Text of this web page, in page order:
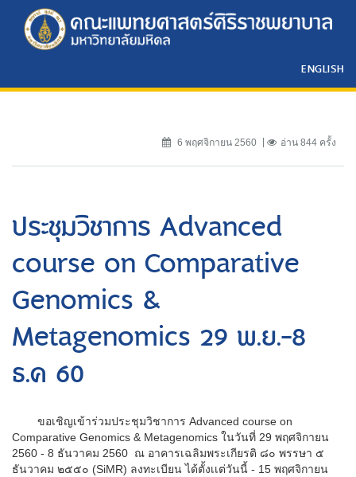
ENGLISH
6 พฤศจิกายน 2560 อ่าน 844 ครั้ง
ประชุมวิชาการ Advanced
course on Comparative
Genomics &
Metagenomics 29 พ.ย.-8
ธ.ค 60
ขอเชิญเข้าร่วมประชุมวิชาการ Advanced course on
Comparative Genomics & Metagenomics ในวันที่ 29 พฤศจิกายน
2560 - 8 ธันวาคม 2560 ณ อาคารเฉลิมพระเกียรติ ๘๐ พรรษา ๕
ธันวาคม ๒๕๕๐ (SiMR) ลงทะเบียน ได้ตั้งเเต่วันนี้ - 15 พฤศจิกายน